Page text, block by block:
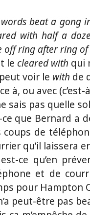
beat a gong
with half a
off ring after ring
le cleared with qui
voir le with de
à, ou avec
sais pas quelle
que Bernard a
coups de
qu’il laissera
ce qu’en
et de
pour Hampton
peut-être pas